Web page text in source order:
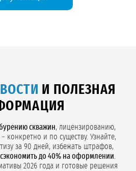
И ПОЛЕЗНАЯ
скважин, лицензированию,
конкретно и по существу. Узнайте,
за 90 дней, избежать штрафов,
сэкономить до 40% на оформлении
2026 года и готовые решения